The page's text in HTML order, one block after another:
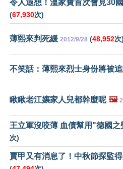
令人遐想！溫家寶首次會見30
(67,930次)
薄熙來判死緩 2012/9/28 (48,952次)
不笑話：薄熙來烈士身份將被
瞅瞅老江孃家人兒都幹麼呢 🖼️
王立軍沒咬薄 血債幫用"德國
次)
賈甲又有消息了！中秋節探監